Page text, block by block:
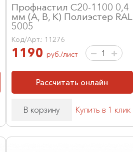
Профнастил С20-1100 0,4
мм (А, В, К) Полиэстер RAL
5005
Код/Арт.: 11276
1190 руб./лист
Рассчитать онлайн
В корзину Купить в 1 клик